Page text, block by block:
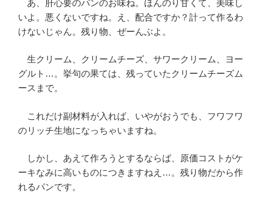
あ、肝心要のパンのお味ね。ほんのり甘くて、美味し
いよ。悪くないですね。え、配合ですか？計って作るわ
けないじゃん。残り物、ぜーんぶよ。
生クリーム、クリームチーズ、サワークリーム、ヨー
グルト…。挙句の果ては、残っていたクリームチーズム
ースまで。
これだけ副材料が入れば、いやがおうでも、フワフワ
のリッチ生地になっちゃいますね。
しかし、あえて作ろうとするならば、原価コストがケ
ーキなみに高いものにつきますねえ…。残り物だから作
れるパンです。